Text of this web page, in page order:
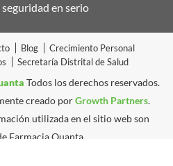
en serio
Blog
Crecimiento Personal
Secretaría Distrital de Salud
Todos los derechos reservados.
creado porGrowth Partners.
utilizada en el sitio web son
Farmacia Quanta.